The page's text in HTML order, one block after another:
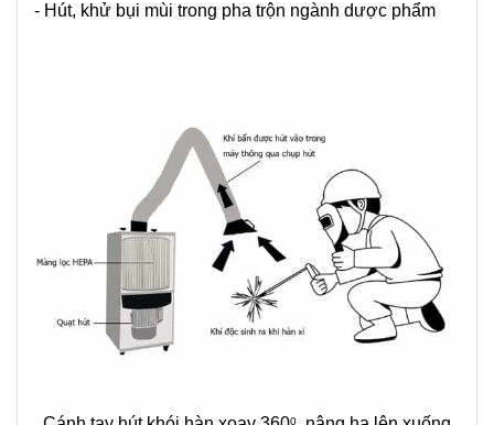
- Hút, khử bụi mùi trong pha trộn ngành dược phẩm
0